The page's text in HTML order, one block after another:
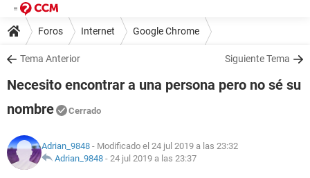
Foros Internet Google Chrome
Tema Anterior Siguiente Tema
Necesito encontrar a una persona pero no sé su
nombre
Cerrado
Adrian_9848 - Modificado el 24 jul 2019 a las 23:32
Adrian_9848 - 24 jul 2019 a las 23:37